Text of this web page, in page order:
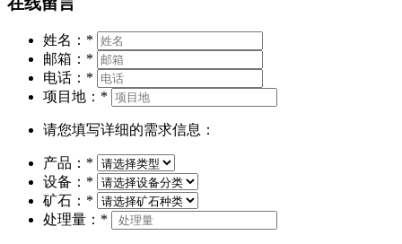
姓名： *
邮箱： *
电话： *
项目地： *
请您填写详细的需求信息：
产品： *
设备： *
矿石： *
处理量： *